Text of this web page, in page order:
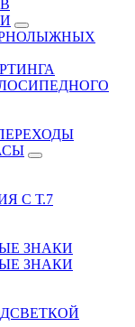
С Т.7
ЗНАКИ
ЗНАКИ